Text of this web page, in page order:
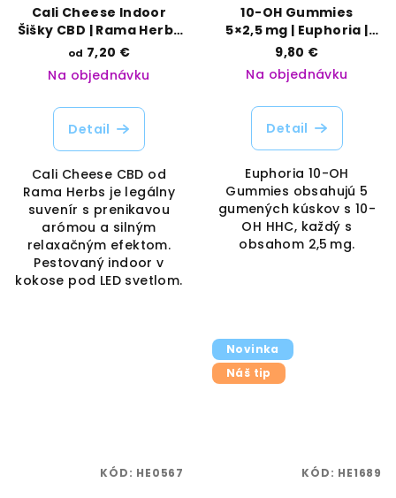
Cali Cheese Indoor
Šišky CBD | Rama Herbs
| Vaporama
od 7,20 €
Na objednávku
Detail
Cali Cheese CBD od
Rama Herbs je legálny
suvenír s prenikavou
arómou a silným
relaxačným efektom.
Pestovaný indoor v
kokose pod LED svetlom.
10-OH Gummies
5×2,5 mg | Euphoria |
Vaporama
9,80 €
Na objednávku
Detail
Euphoria 10-OH
Gummies obsahujú 5
gumených kúskov s 10-
OH HHC, každý s
obsahom 2,5 mg.
KÓD: HE0567
Novinka
Náš tip
KÓD: HE1689